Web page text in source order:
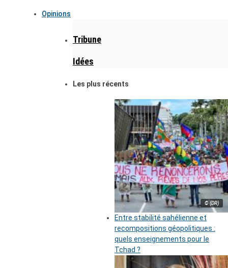
Opinions
Tribune
Idées
Les plus récents
© (DR)
Entre stabilité sahélienne et
recompositions géopolitiques :
quels enseignements pour le
Tchad ?